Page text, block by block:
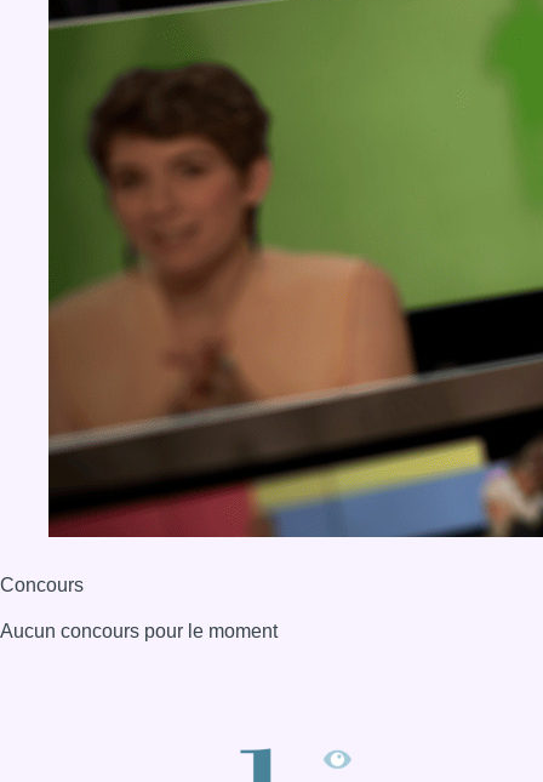
Concours
Aucun concours pour le moment